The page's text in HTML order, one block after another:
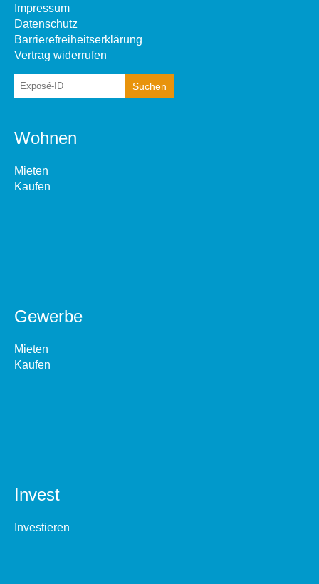
Impressum
Datenschutz
Barrierefreiheitserklärung
Vertrag widerrufen
Wohnen
Mieten
Kaufen
Gewerbe
Mieten
Kaufen
Invest
Investieren